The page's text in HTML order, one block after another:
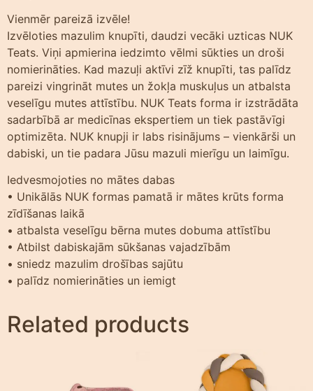
Vienmēr pareizā izvēle!
Izvēloties mazulim knupīti, daudzi vecāki uzticas NUK
Teats. Viņi apmierina iedzimto vēlmi sūkties un droši
nomierināties. Kad mazuļi aktīvi zīž knupīti, tas palīdz
pareizi vingrināt mutes un žokļa muskuļus un atbalsta
veselīgu mutes attīstību. NUK Teats forma ir izstrādāta
sadarbībā ar medicīnas ekspertiem un tiek pastāvīgi
optimizēta. NUK knupji ir labs risinājums – vienkārši un
dabiski, un tie padara Jūsu mazuli mierīgu un laimīgu.
Iedvesmojoties no mātes dabas
• Unikālās NUK formas pamatā ir mātes krūts forma
zīdīšanas laikā
• atbalsta veselīgu bērna mutes dobuma attīstību
• Atbilst dabiskajām sūkšanas vajadzībām
• sniedz mazulim drošības sajūtu
• palīdz nomierināties un iemigt
Related products